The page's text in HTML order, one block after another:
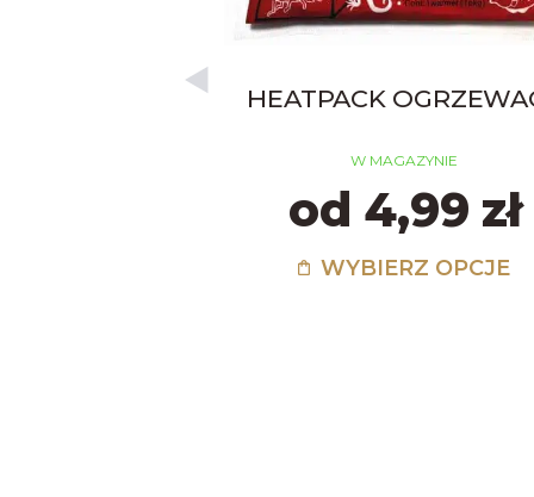
HEATPACK
W MAGAZYNIE
od 4,99 zł
WYBIERZ OPCJE